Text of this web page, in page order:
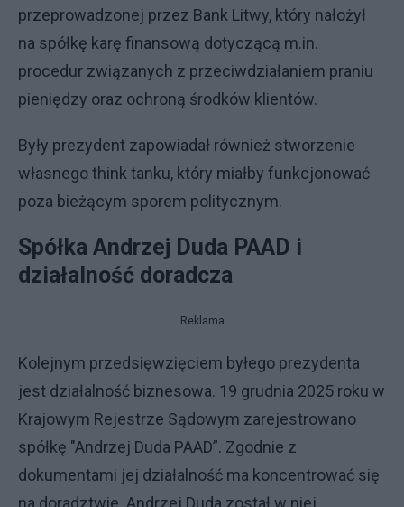
przeprowadzonej przez Bank Litwy, który nałożył
na spółkę karę finansową dotyczącą m.in.
procedur związanych z przeciwdziałaniem praniu
pieniędzy oraz ochroną środków klientów.
Były prezydent zapowiadał również stworzenie
własnego think tanku, który miałby funkcjonować
poza bieżącym sporem politycznym.
Spółka Andrzej Duda PAAD i
działalność doradcza
Reklama
Kolejnym przedsięwzięciem byłego prezydenta
jest działalność biznesowa. 19 grudnia 2025 roku w
Krajowym Rejestrze Sądowym zarejestrowano
spółkę "Andrzej Duda PAAD”. Zgodnie z
dokumentami jej działalność ma koncentrować się
na doradztwie. Andrzej Duda został w niej